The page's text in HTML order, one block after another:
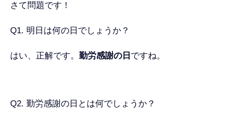
さて問題です！
Q1. 明日は何の日でしょうか？
はい、正解です。 勤労感謝の日 ですね。
Q2. 勤労感謝の日とは何でしょうか？